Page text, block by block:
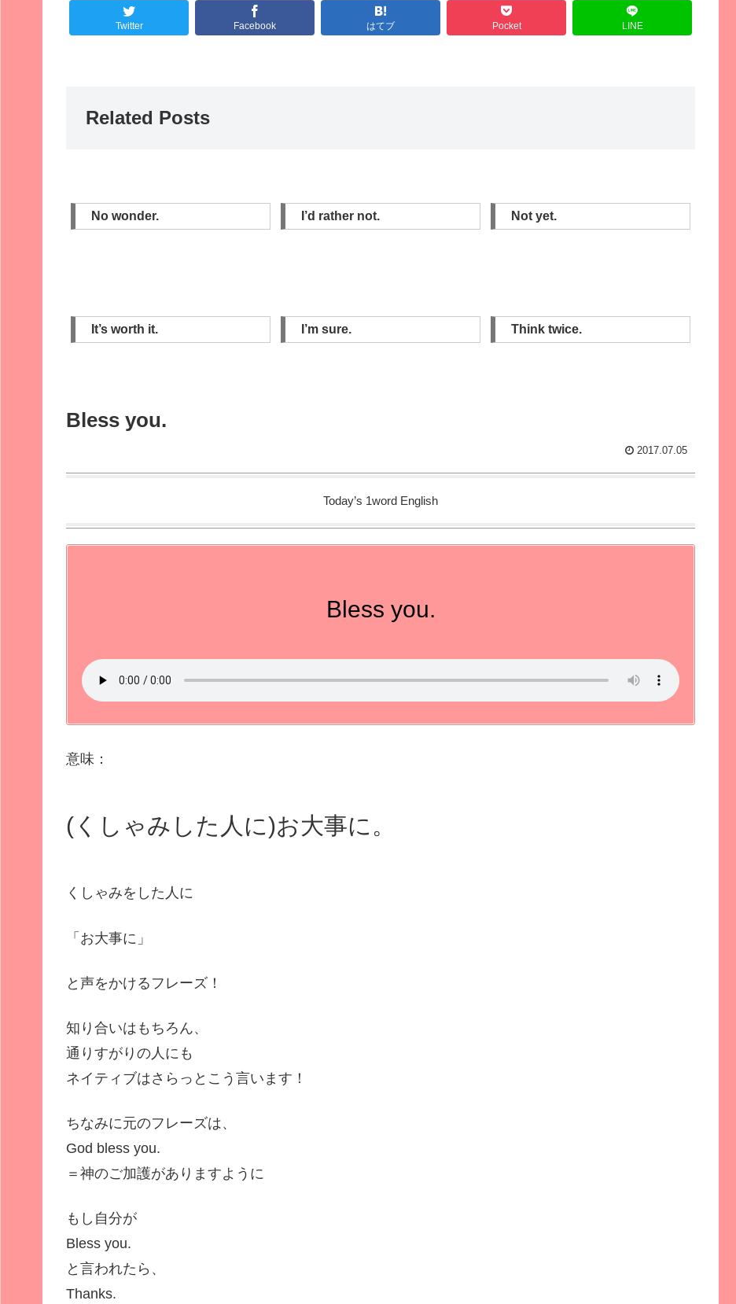
Twitter Facebook はてブ Pocket LINE
Related Posts
No wonder. I’d rather not. Not yet.
It’s worth it. I’m sure. Think twice.
Bless you.
2017.07.05
Today’s 1word English
Bless you.
意味：
(くしゃみした人に)お大事に。
くしゃみをした人に
「お大事に」
と声をかけるフレーズ！
知り合いはもちろん、
通りすがりの人にも
ネイティブはさらっとこう言います！
ちなみに元のフレーズは、
God bless you.
＝神のご加護がありますように
もし自分が
Bless you.
と言われたら、
Thanks.